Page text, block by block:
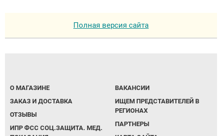
Полная версия сайта
О МАГАЗИНЕ
ЗАКАЗ И ДОСТАВКА
ОТЗЫВЫ
ИПР ФСС СОЦ.ЗАЩИТА. МЕД.
ВАКАНСИИ
ИЩЕМ ПРЕДСТАВИТЕЛЕЙ В
РЕГИОНАХ
ПАРТНЕРЫ